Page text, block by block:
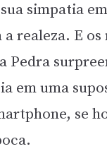
simpatia
realeza. E
Pedra
em uma
se